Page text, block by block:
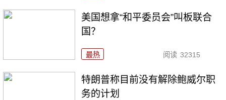
美国想拿“和平委员会”叫板联合
国？
最热 阅读 32315
特朗普称目前没有解除鲍威尔职
务的计划